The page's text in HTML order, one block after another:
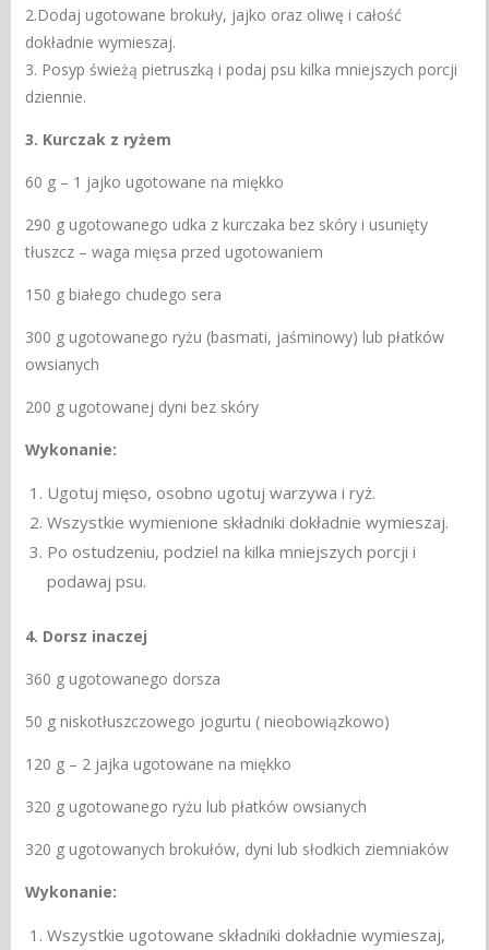
2.Dodaj ugotowane brokuły, jajko oraz oliwę i całość
dokładnie wymieszaj.
3. Posyp świeżą pietruszką i podaj psu kilka mniejszych porcji
dziennie.
3. Kurczak z ryżem
60 g – 1 jajko ugotowane na miękko
290 g ugotowanego udka z kurczaka bez skóry i usunięty
tłuszcz – waga mięsa przed ugotowaniem
150 g białego chudego sera
300 g ugotowanego ryżu (basmati, jaśminowy) lub płatków
owsianych
200 g ugotowanej dyni bez skóry
Wykonanie:
Ugotuj mięso, osobno ugotuj warzywa i ryż.
Wszystkie wymienione składniki dokładnie wymieszaj.
Po ostudzeniu, podziel na kilka mniejszych porcji i
podawaj psu.
4. Dorsz inaczej
360 g ugotowanego dorsza
50 g niskotłuszczowego jogurtu ( nieobowiązkowo)
120 g – 2 jajka ugotowane na miękko
320 g ugotowanego ryżu lub płatków owsianych
320 g ugotowanych brokułów, dyni lub słodkich ziemniaków
Wykonanie:
Wszystkie ugotowane składniki dokładnie wymieszaj,